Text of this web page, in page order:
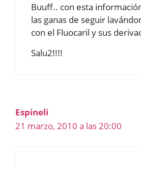
Buuff.. con esta
las ganas de seguir
con el Fluocaril y sus
Salu2!!!!
Espineli
21 marzo, 2010 a las 20:00